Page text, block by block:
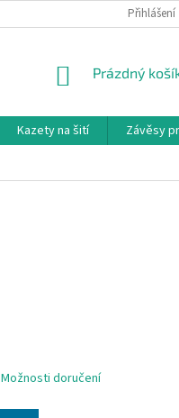
Přihlášení
NÁKUPNÍ
Prázdný
Kazety na šití Závěsy
Možnosti doručení